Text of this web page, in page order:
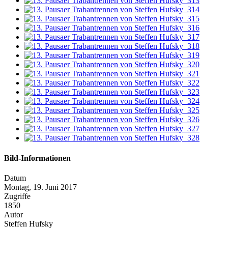
Bild-Informationen
Datum
Montag, 19. Juni 2017
Zugriffe
1850
Autor
Steffen Hufsky